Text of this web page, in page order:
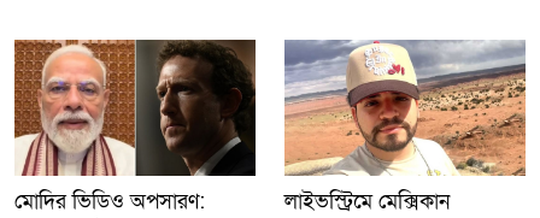
মোদির ভিডিও অপসারণ:
লাইভস্ট্রিমে মেক্সিকান